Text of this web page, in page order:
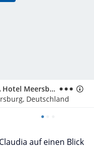
JUFA Hotel Meersburg
Deutschland
auf einen Blick